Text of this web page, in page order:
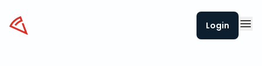
Datapizza Login